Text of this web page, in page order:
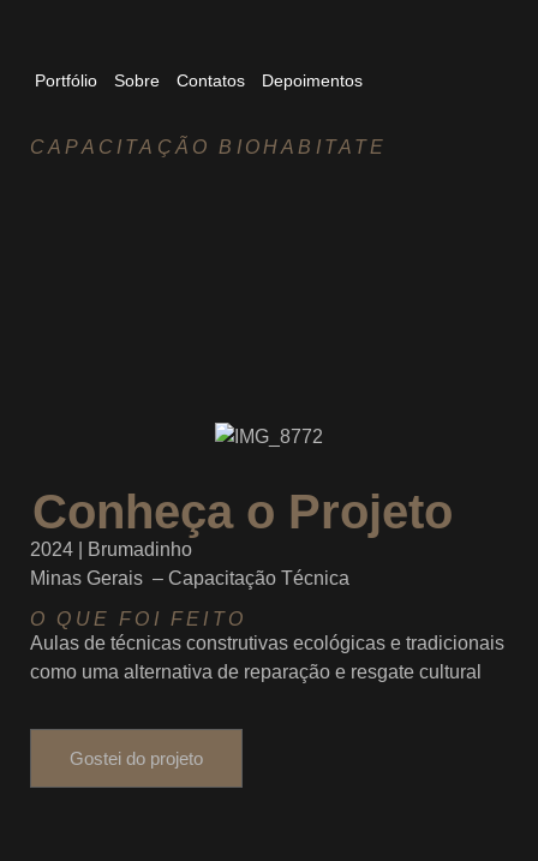
Portfólio Sobre Contatos Depoimentos
CAPACITAÇÃO BIOHABITATE
Conheça o Projeto
2024 | Brumadinho
Minas Gerais – Capacitação Técnica
O QUE FOI FEITO
Aulas de técnicas construtivas ecológicas e tradicionais
como uma alternativa de reparação e resgate cultural
Gostei do projeto